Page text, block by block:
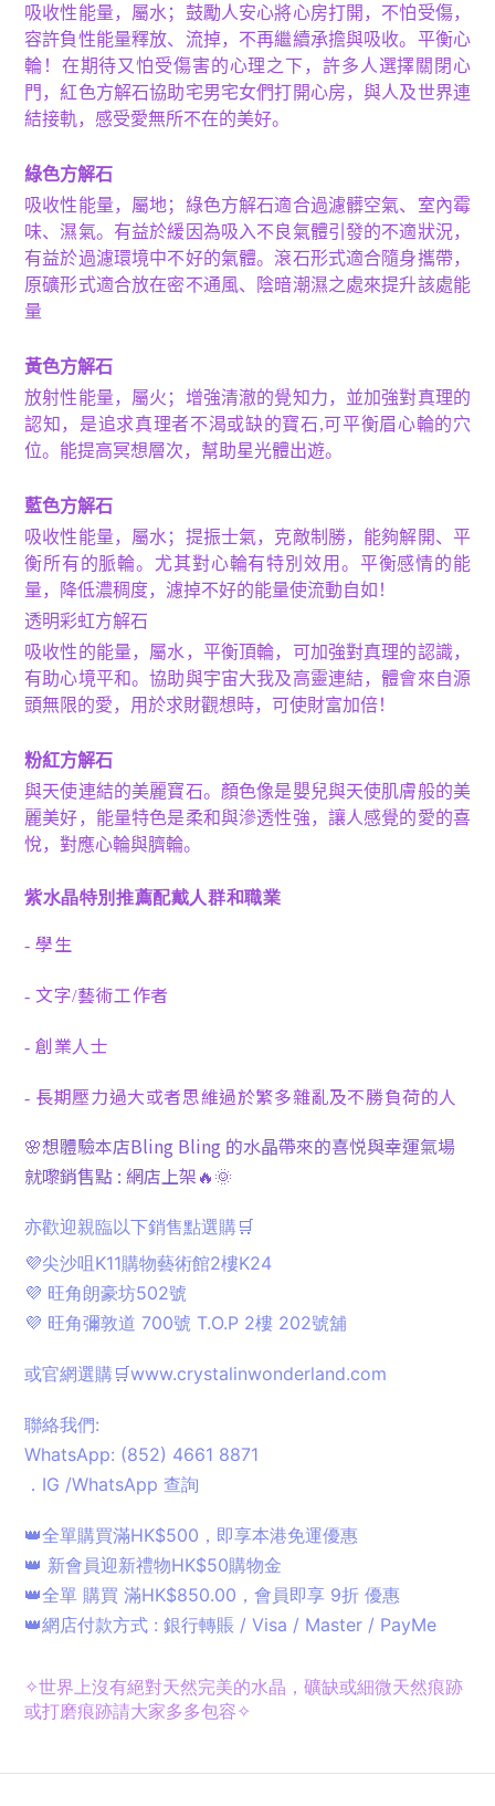
吸收性能量，屬水；鼓勵人安心將心房打開，不怕受傷，
容許負性能量釋放、流掉，不再繼續承擔與吸收。平衡心
輪！在期待又怕受傷害的心理之下，許多人選擇關閉心
門，紅色方解石協助宅男宅女們打開心房，與人及世界連
結接軌，感受愛無所不在的美好。
綠色方解石
吸收性能量，屬地；綠色方解石適合過濾髒空氣、室內霉
味、濕氣。有益於緩因為吸入不良氣體引發的不適狀況，
有益於過濾環境中不好的氣體。滾石形式適合隨身攜帶，
原礦形式適合放在密不通風、陰暗潮濕之處來提升該處能
量
黃色方解石
放射性能量，屬火；增強清澈的覺知力，並加強對真理的
認知，是追求真理者不渴或缺的寶石,可平衡眉心輪的穴
位。能提高冥想層次，幫助星光體出遊。
藍色方解石
吸收性能量，屬水；提振士氣，克敵制勝，能夠解開、平
衡所有的脈輪。尤其對心輪有特別效用。平衡感情的能
量，降低濃稠度，濾掉不好的能量使流動自如！
透明彩虹方解石
吸收性的能量，屬水，平衡頂輪，可加強對真理的認識，
有助心境平和。協助與宇宙大我及高靈連結，體會來自源
頭無限的愛，用於求財觀想時，可使財富加倍！
粉紅方解石
與天使連結的美麗寶石。顏色像是嬰兒與天使肌膚般的美
麗美好，能量特色是柔和與滲透性強，讓人感覺的愛的喜
悅，對應心輪與臍輪。
紫水晶特別推薦配戴人群和職業
-學生
-文字/藝術工作者
-創業人士
- 長期壓力過大或者思維過於繁多雜亂及不勝負荷的人
🌸想體驗本店Bling Bling 的水晶帶來的喜悦與幸運氣場
就嚟銷售點 : 網店上架🔥🌞
亦歡迎親臨以下銷售點選購🛒
💜尖沙咀K11購物藝術館2樓K24
💜 旺角朗豪坊502號
💜 旺角彌敦道 700號 T.O.P 2樓 202號舖
或官網選購🛒www.crystalinwonderland.com
聯絡我們:
WhatsApp: (852) 4661 8871
．IG /WhatsApp 查詢
👑全單購買滿HK$500，即享本港免運優惠
👑 新會員迎新禮物HK$50購物金
👑全單 購買 滿HK$850.00，會員即享 9折 優惠
👑網店付款方式 : 銀行轉賬 / Visa / Master / PayMe
✧世界上沒有絕對天然完美的水晶，礦缺或細微天然痕跡
或打磨痕跡請大家多多包容✧